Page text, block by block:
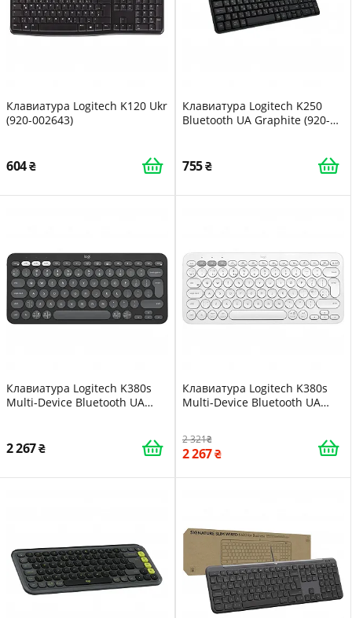
Клавиатура Logitech K120 Ukr
(920-002643)
604
Клавиатура Logitech K250
Bluetooth UA Graphite (920-
755
Клавиатура Logitech K380s
Multi-Device Bluetooth UA
2 267
Клавиатура Logitech K380s
Multi-Device Bluetooth UA
2 321
2 267